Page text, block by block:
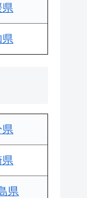
県
県
県
県
県